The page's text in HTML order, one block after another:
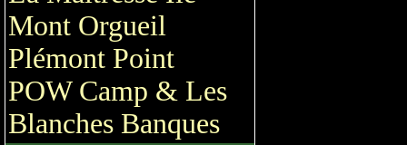
Mont Orgueil
Plémont Point
POW Camp & Les
Blanches Banques